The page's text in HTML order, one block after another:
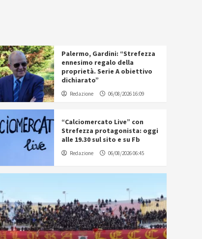
Palermo, Gardini: “Strefezza
ennesimo regalo della
proprietà. Serie A obiettivo
dichiarato”
Redazione 06/08/2026 16:09
“Calciomercato Live” con
Strefezza protagonista: oggi
alle 19.30 sul sito e su Fb
Redazione 06/08/2026 06:45